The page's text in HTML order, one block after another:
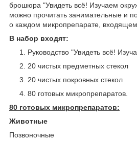
брошюра "Увидеть всё! Изучаем
можно прочитать занимательные и
о каждом микропрепарате,
В набор входят:
Руководство "Увидеть всё!
20 чистых предметных стекол
20 чистых покровных стекол
80 готовых микропрепаратов.
80 готовых микропрепаратов:
Животные
Позвоночные